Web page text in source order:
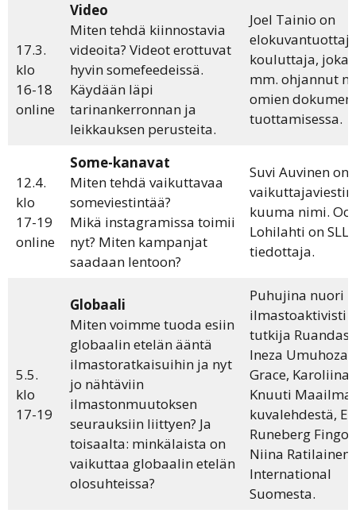
17.3.
klo
16-18
online
Video
Miten tehdä kiinnostavia
videoita? Videot erottuvat
hyvin somefeedeissä.
Käydään läpi
tarinankerronnan ja
leikkauksen perusteita.
Joel Tainio on
kouluttaja, joka
mm. ohjannut
omien
tuottamisessa.
12.4.
klo
17-19
online
Some-kanavat
Miten tehdä vaikuttavaa
someviestintää?
Mikä instagramissa toimii
nyt? Miten kampanjat
saadaan lentoon?
Suvi Auvinen on
kuuma nimi.
Lohilahti on
tiedottaja.
5.5.
klo
17-19
Globaali
Miten voimme tuoda esiin
globaalin etelän ääntä
ilmastoratkaisuihin ja nyt
jo nähtäviin
ilmastonmuutoksen
seurauksiin liittyen? Ja
toisaalta: minkälaista on
vaikuttaa globaalin etelän
olosuhteissa?
Puhujina nuori
ilmastoaktivisti
tutkija
Ineza Umuhoza
Grace, Karoliina
Knuuti
kuvalehdestä,
Runeberg
Niina Ratilainen
International
Suomesta.